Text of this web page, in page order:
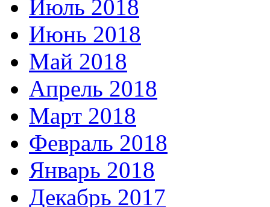
Июль 2018
Июнь 2018
Май 2018
Апрель 2018
Март 2018
Февраль 2018
Январь 2018
Декабрь 2017